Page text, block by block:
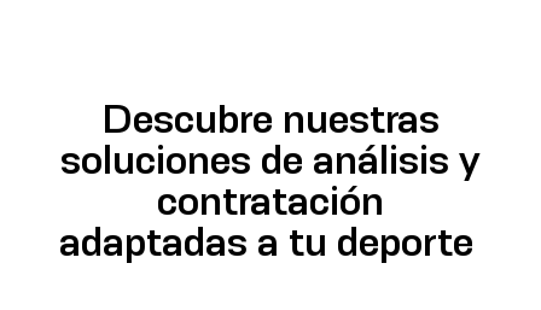
Descubre nuestras
soluciones de análisis y
contratación
adaptadas a tu deporte